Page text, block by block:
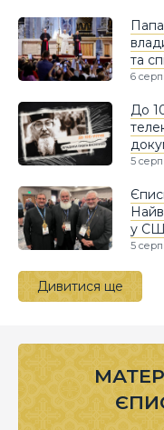
та
6
До
5
у
5
Дивитися ще